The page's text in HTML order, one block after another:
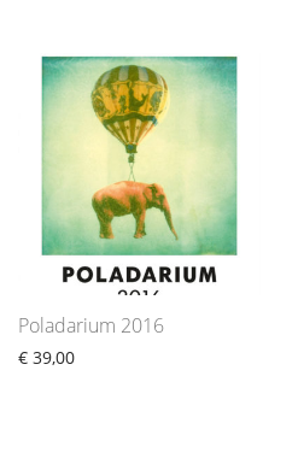
Poladarium 2016
€ 39,00